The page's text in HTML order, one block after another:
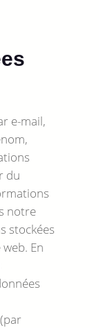
e-mail,
du
notre
stockées
En